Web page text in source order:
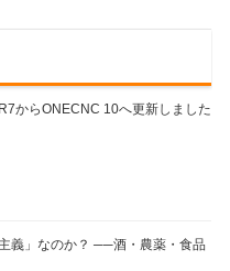
からONECNC 10へ更新しました
義」なのか？ ──酒・農薬・食品